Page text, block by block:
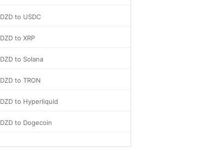
DZD to USDC
DZD to XRP
DZD to Solana
DZD to TRON
DZD to Hyperliquid
DZD to Dogecoin